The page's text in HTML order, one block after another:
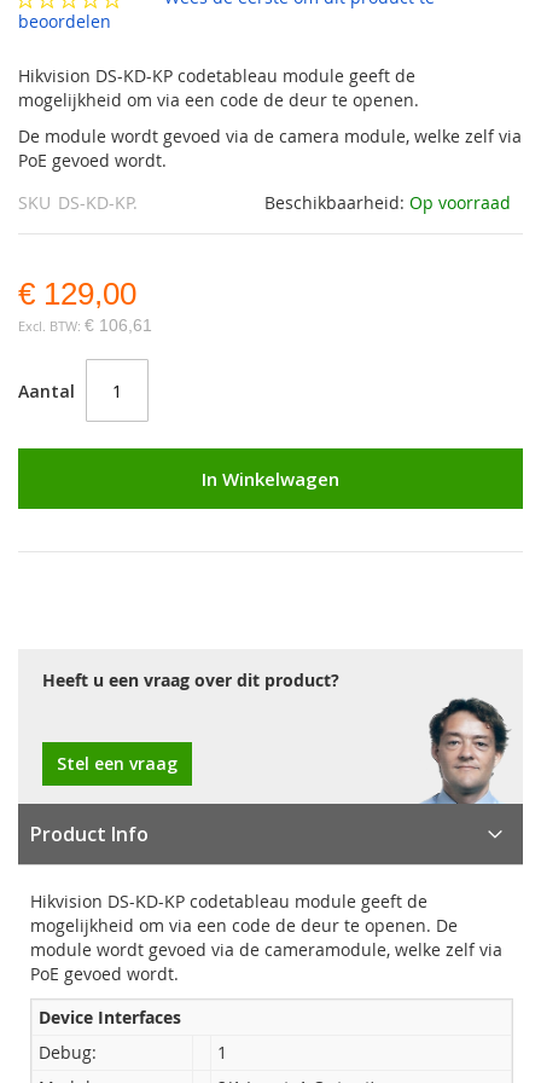
gallerij
beoordelen
Hikvision DS-KD-KP codetableau module geeft de
mogelijkheid om via een code de deur te openen.
De module wordt gevoed via de camera module, welke zelf via
PoE gevoed wordt.
Beschikbaarheid: Op voorraad
SKU DS-KD-KP.
€ 129,00
€ 106,61
Aantal
In Winkelwagen
Heeft u een vraag over dit product?
Stel een vraag
Product Info
Hikvision DS-KD-KP codetableau module geeft de
mogelijkheid om via een code de deur te openen. De
module wordt gevoed via de cameramodule, welke zelf via
PoE gevoed wordt.
Device Interfaces
Debug:
1